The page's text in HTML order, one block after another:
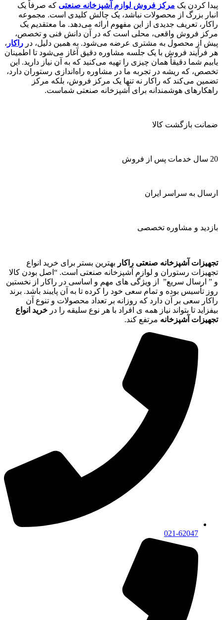
پیدا کردن یک مرکز فروش لوازم آشپزخانه صنعتی که صرفاً یک
انبار بزرگ از محصولات نباشد، یک چالش کلیدی است. مجموعه
راکار، تعریف جدیدی از این مفهوم ارائه می‌دهد. ما معتقدیم یک
مرکز فروش واقعی، محلی است که در آن دانش فنی و تخصص،
پیش از محصول به مشتری عرضه می‌شود. به همین دلیل، در راکار ،
هر فرآیند فروش با یک جلسه مشاوره دقیق آغاز می‌شود تا اطمینان
یابیم شما دقیقاً همان چیزی را تهیه می‌کنید که به آن نیاز دارید. این
تخصص، که ریشه در تجربه ما در مشاوره راه‌اندازی رستوران دارد،
تضمین می‌کند که راکار نه تنها یک مرکز فروش، بلکه مرکز
راهکارهای هوشمندانه برای آشپزخانه صنعتی شماست.
ضمانت بازگشت کالا
20 سال خدمات پس از فروش
ارسال به سراسر ایران
بازدید و مشاوره تخصصی
تجهیزات آشپزخانه صنعتی راکار بهترین بستر برای خرید انواع
تجهیزات رستوران و لوازم آشپزخانه صنعتی است. “اصل بودن کالا
و ” ارسال سریع” از ویژگی های مهم و اساسی در راکار از نخستین
روز تأسیس بوده و تمام سعی خود را کرده تا به آن پایبند باشد. برند
راکار سعی بر آن دارد که روزانه بر تعداد محصولات و تنوع آن
بیفزاید تا بتواند نیاز همه ی افراد با هر نوع سلیقه را در خرید انواع
تجهیزات آشپزخانه مرتفع کند.
021-62047